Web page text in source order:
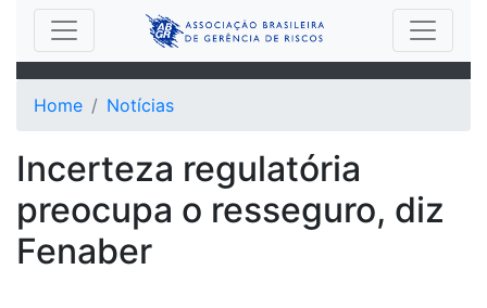
Home Notícias
Incerteza regulatória
preocupa o resseguro, diz
Fenaber